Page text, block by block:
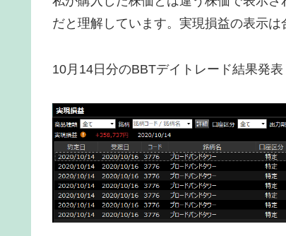
だと理解しています。実現損益の表示は
10月14日分のBBTデイトレード結果発表